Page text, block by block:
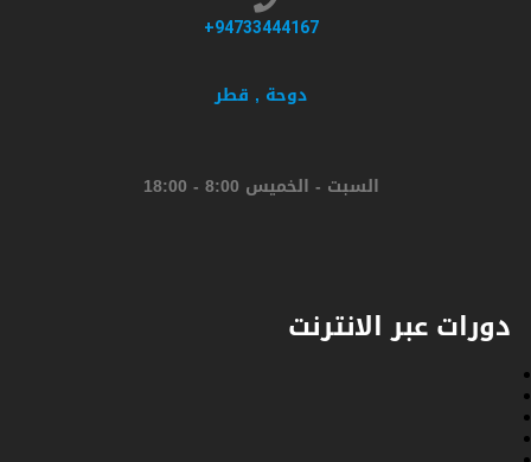
94733444167+
دوحة , قطر
السبت - الخميس 8:00 - 18:00
دورات عبر الانترنت